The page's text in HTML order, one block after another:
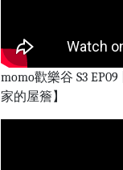
momo歡樂谷 S3
家的屋簷】